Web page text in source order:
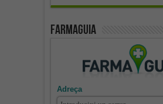
Farmaguia
Adreça